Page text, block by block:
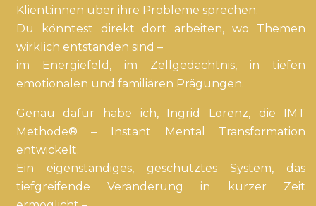
Klient:innen über ihre Probleme sprechen.
Du könntest direkt dort arbeiten, wo Themen
wirklich entstanden sind –
im Energiefeld, im Zellgedächtnis, in tiefen
emotionalen und familiären Prägungen.
Genau dafür habe ich, Ingrid Lorenz, die IMT
Methode® – Instant Mental Transformation
entwickelt.
Ein eigenständiges, geschütztes System, das
tiefgreifende Veränderung in kurzer Zeit